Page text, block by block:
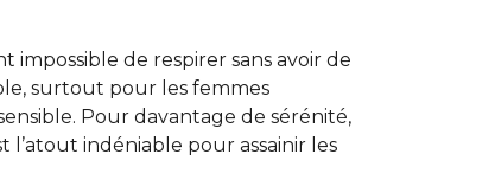
impossible de respirer sans avoir de
surtout pour les femmes
Pour davantage de sérénité,
l’atout indéniable pour assainir les